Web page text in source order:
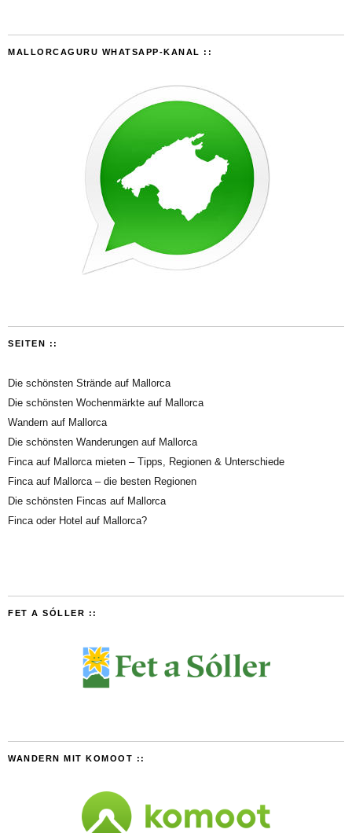
MALLORCAGURU WHATSAPP-KANAL ::
SEITEN ::
Die schönsten Strände auf Mallorca
Die schönsten Wochenmärkte auf Mallorca
Wandern auf Mallorca
Die schönsten Wanderungen auf Mallorca
Finca auf Mallorca mieten – Tipps, Regionen & Unterschiede
Finca auf Mallorca – die besten Regionen
Die schönsten Fincas auf Mallorca
Finca oder Hotel auf Mallorca?
FET A SÓLLER ::
WANDERN MIT KOMOOT ::